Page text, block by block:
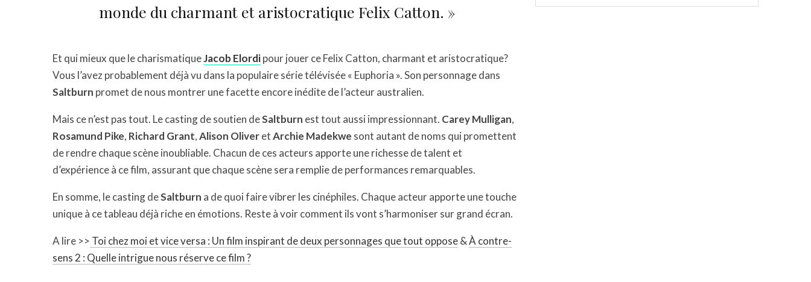
monde du charmant et aristocratique Felix Catton. »
Et qui mieux que le charismatiqueJacob Elordipour jouer ce Felix Catton, charmant et aristocratique?
Vous l’avez probablement déjà vu dans la populaire série télévisée « Euphoria ». Son personnage dans
Saltburn promet de nous montrer une facette encore inédite de l’acteur australien.
Mais ce n’est pas tout. Le casting de soutien deSaltburn est tout aussi impressionnant. Carey Mulligan,
Rosamund Pike, Richard Grant,Alison OliveretArchie Madekwe sont autant de noms qui promettent
de rendre chaque scène inoubliable. Chacun de ces acteurs apporte une richesse de talent et
d’expérience à ce film, assurant que chaque scène sera remplie de performances remarquables.
En somme, le casting deSaltburn a de quoi faire vibrer les cinéphiles. Chaque acteur apporte une touche
unique à ce tableau déjà riche en émotions. Reste à voir comment ils vont s’harmoniser sur grand écran.
A lire >> Toi chez moi et vice versa : Un film inspirant de deux personnages que tout oppose&À contre-
sens 2 : Quelle intrigue nous réserve ce film ?